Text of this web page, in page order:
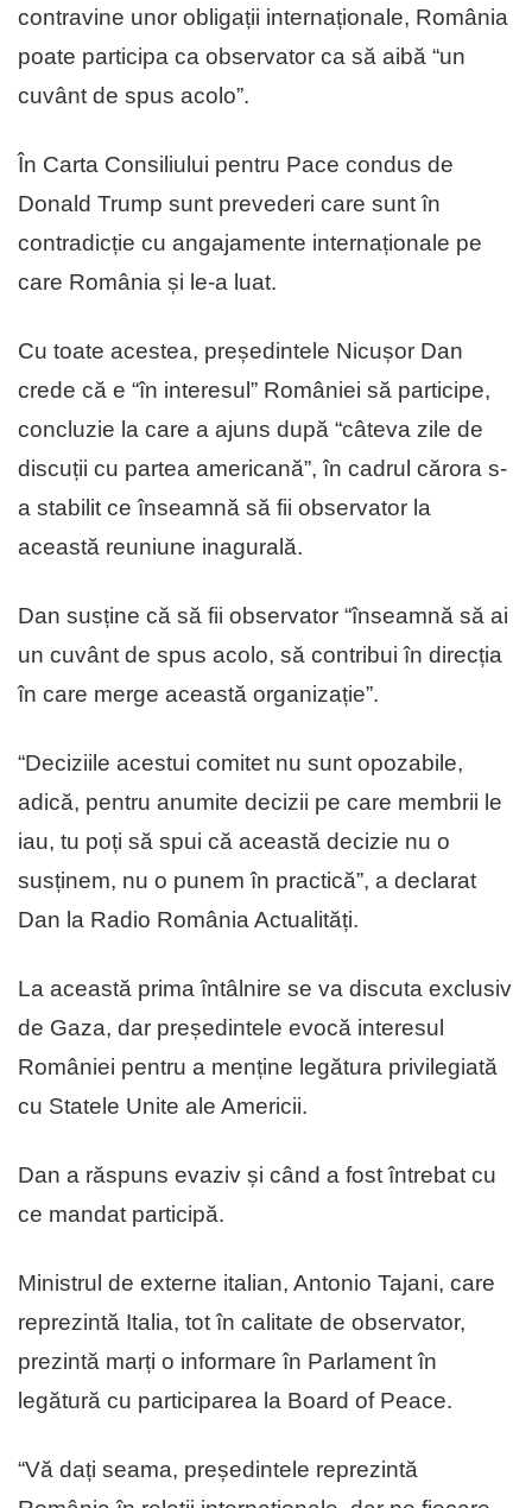
contravine unor obligații internaționale, România
poate participa ca observator ca să aibă “un
cuvânt de spus acolo”.
În Carta Consiliului pentru Pace condus de
Donald Trump sunt prevederi care sunt în
contradicție cu angajamente internaționale pe
care România și le-a luat.
Cu toate acestea, președintele Nicușor Dan
crede că e “în interesul” României să participe,
concluzie la care a ajuns după “câteva zile de
discuții cu partea americană”, în cadrul cărora s-
a stabilit ce înseamnă să fii observator la
această reuniune inagurală.
Dan susține că să fii observator “înseamnă să ai
un cuvânt de spus acolo, să contribui în direcția
în care merge această organizație”.
“Deciziile acestui comitet nu sunt opozabile,
adică, pentru anumite decizii pe care membrii le
iau, tu poți să spui că această decizie nu o
susținem, nu o punem în practică”, a declarat
Dan la Radio România Actualități.
La această prima întâlnire se va discuta exclusiv
de Gaza, dar președintele evocă interesul
României pentru a menține legătura privilegiată
cu Statele Unite ale Americii.
Dan a răspuns evaziv și când a fost întrebat cu
ce mandat participă.
Ministrul de externe italian, Antonio Tajani, care
reprezintă Italia, tot în calitate de observator,
prezintă marți o informare în Parlament în
legătură cu participarea la Board of Peace.
“Vă dați seama, președintele reprezintă